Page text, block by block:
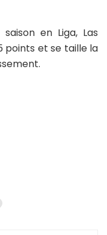
en Liga, Las
points et se taille la